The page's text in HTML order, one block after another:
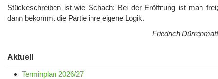
Stückeschreiben ist wie Schach: Bei der Eröffnung ist man frei;
dann bekommt die Partie ihre eigene Logik.
Friedrich Dürrenmatt
Aktuell
Terminplan 2026/27